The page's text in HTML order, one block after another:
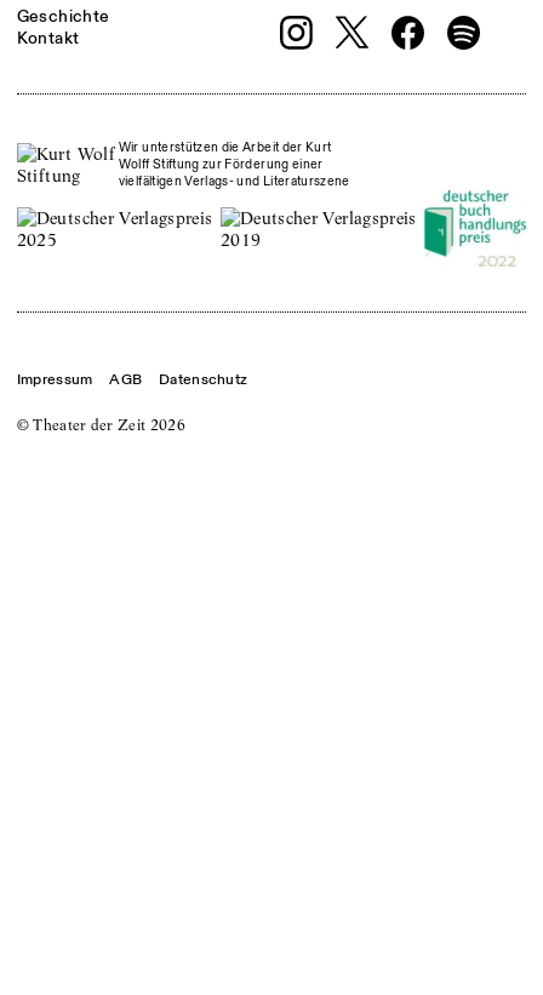
Geschichte
Kontakt
Wir unterstützen die Arbeit der Kurt
Wolff Stiftung zur Förderung einer
vielfältigen Verlags- und Literaturszene
© Theater der Zeit 2026
Impressum AGB Datenschutz